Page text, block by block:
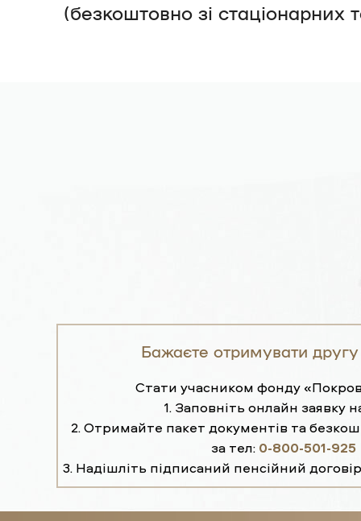
(безкоштовно зі
Бажаєте отримувати
Стати учасником фонду
1. Заповніть онлайн заявку
2. Отримайте пакет документів та
за тел: 0-800-501-925
3. Надішліть підписаний пенсійний